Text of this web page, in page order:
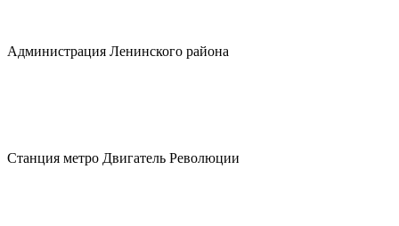
Администрация Ленинского района
Станция метро Двигатель Революции